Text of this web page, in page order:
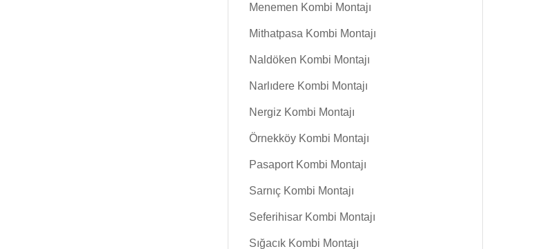
Menemen Kombi Montajı
Mithatpasa Kombi Montajı
Naldöken Kombi Montajı
Narlıdere Kombi Montajı
Nergiz Kombi Montajı
Örnekköy Kombi Montajı
Pasaport Kombi Montajı
Sarnıç Kombi Montajı
Seferihisar Kombi Montajı
Sığacık Kombi Montajı